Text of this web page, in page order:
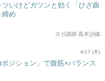
いけどガツンと効く「ひざ曲
締め
ヨガ講師 高木沙織
4/17 (木)
ジション」で腹筋×バランス